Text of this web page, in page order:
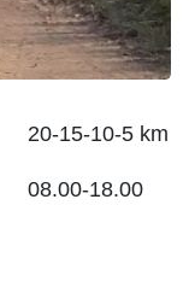
20-15-10-5 km
08.00-18.00